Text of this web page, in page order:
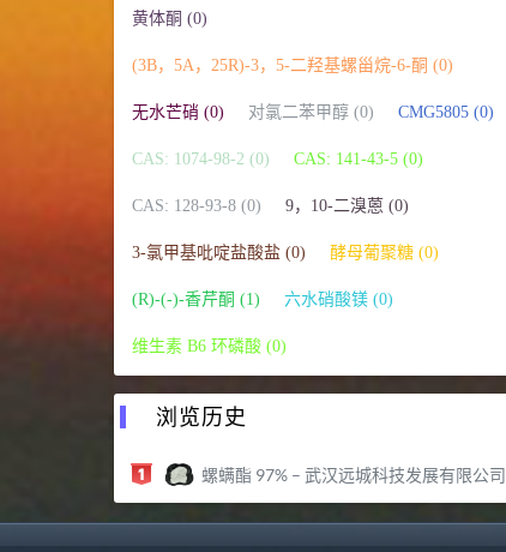
黄体酮 (0)
(3Β，5Α，25R)-3，5-二羟基螺甾烷-6-酮 (0)
无水芒硝 (0) 对氯二苯甲醇 (0) CMG5805 (0)
CAS: 1074-98-2 (0) CAS: 141-43-5 (0)
CAS: 128-93-8 (0) 9，10-二溴蒽 (0)
3-氯甲基吡啶盐酸盐 (0) 酵母葡聚糖 (0)
(R)-(-)-香芹酮 (1) 六水硝酸镁 (0)
维生素 B6 环磷酸 (0)
浏览历史
螺螨酯 97% – 武汉远城科技发展有限公司